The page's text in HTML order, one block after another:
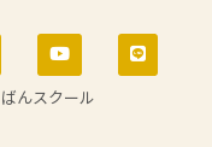
んスクール